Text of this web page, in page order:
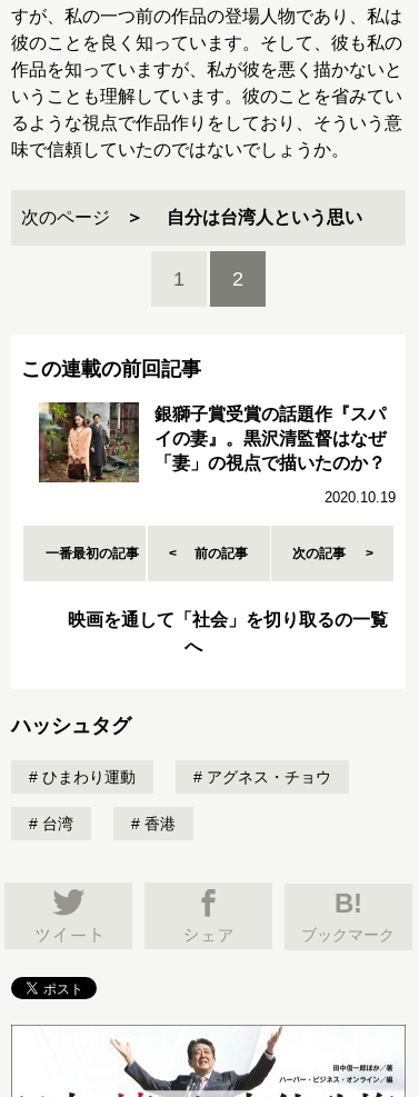
すが、私の一つ前の作品の登場人物であり、私は
彼のことを良く知っています。そして、彼も私の
作品を知っていますが、私が彼を悪く描かないと
いうことも理解しています。彼のことを省みてい
るような視点で作品作りをしており、そういう意
味で信頼していたのではないでしょうか。
次のページ 自分は台湾人という思い
1 2
この連載の前回記事
銀獅子賞受賞の話題作『スパ
イの妻』。黒沢清監督はなぜ
「妻」の視点で描いたのか？
2020.10.19
一番最初の記事 前の記事 次の記事
映画を通して「社会」を切り取るの一覧
へ
ハッシュタグ
ひまわり運動 アグネス・チョウ
台湾 香港
B!
ブックマーク